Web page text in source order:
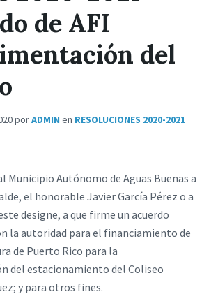
de AFI
del
porADMIN en RESOLUCIONES 2020-2021
Municipio Autónomo de Aguas Buenas a
el honorable Javier García Pérez o a
designe, a que firme un acuerdo
la autoridad para el financiamiento de
de Puerto Rico para la
del estacionamiento del Coliseo
y para otros fines.